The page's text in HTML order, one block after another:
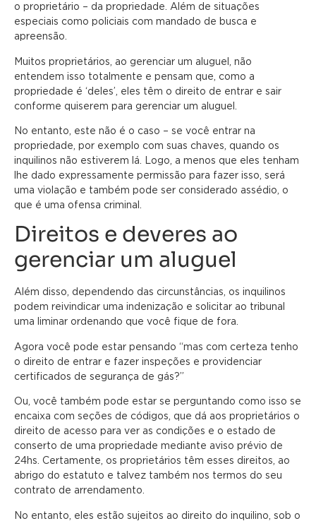
o proprietário – da propriedade. Além de situações
especiais como policiais com mandado de busca e
apreensão.
Muitos proprietários, ao gerenciar um aluguel, não
entendem isso totalmente e pensam que, como a
propriedade é ‘deles’, eles têm o direito de entrar e sair
conforme quiserem para gerenciar um aluguel.
No entanto, este não é o caso – se você entrar na
propriedade, por exemplo com suas chaves, quando os
inquilinos não estiverem lá. Logo, a menos que eles tenham
lhe dado expressamente permissão para fazer isso, será
uma violação e também pode ser considerado assédio, o
que é uma ofensa criminal.
Direitos e deveres ao
gerenciar um aluguel
Além disso, dependendo das circunstâncias, os inquilinos
podem reivindicar uma indenização e solicitar ao tribunal
uma liminar ordenando que você fique de fora.
Agora você pode estar pensando “mas com certeza tenho
o direito de entrar e fazer inspeções e providenciar
certificados de segurança de gás?”
Ou, você também pode estar se perguntando como isso se
encaixa com seções de códigos, que dá aos proprietários o
direito de acesso para ver as condições e o estado de
conserto de uma propriedade mediante aviso prévio de
24hs. Certamente, os proprietários têm esses direitos, ao
abrigo do estatuto e talvez também nos termos do seu
contrato de arrendamento.
No entanto, eles estão sujeitos ao direito do inquilino, sob o